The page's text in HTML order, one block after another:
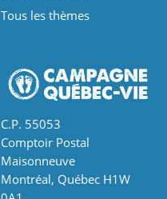
Tous les thèmes
C.P. 55053
Comptoir Postal
Maisonneuve
Montréal, Québec H1W